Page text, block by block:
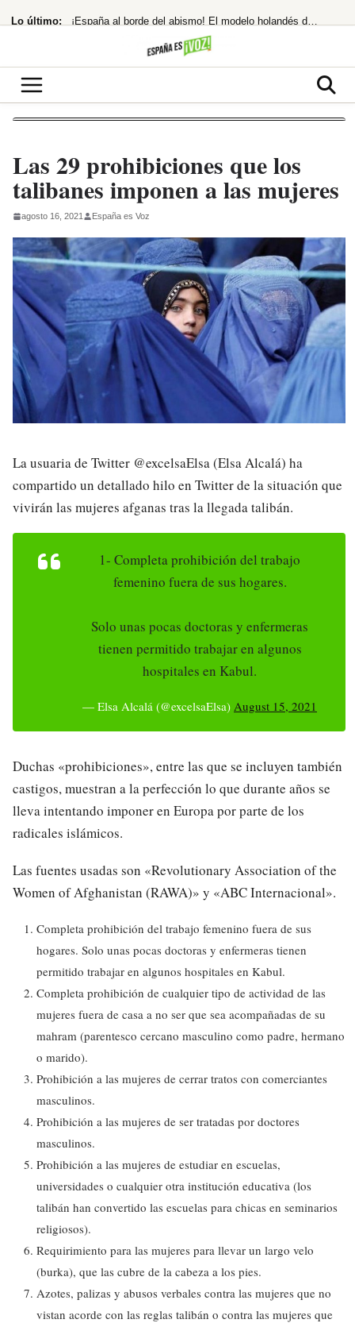
al Lo último: ¡España al borde del abismo! El modelo holandés de pensiones, ¿la única salida?
168 muertos en Hong Kong por un descuido mortal
Las 29 prohibiciones que los
talibanes imponen a las mujeres
agosto 16, 2021 España es Voz
La usuaria de Twitter @excelsaElsa (Elsa Alcalá) ha
compartido un detallado hilo en Twitter de la situación que
vivirán las mujeres afganas tras la llegada talibán.
1- Completa prohibición del trabajo
femenino fuera de sus hogares.
Solo unas pocas doctoras y enfermeras
tienen permitido trabajar en algunos
hospitales en Kabul.
— Elsa Alcalá (@excelsaElsa) August 15, 2021
Duchas «prohibiciones», entre las que se incluyen también
castigos, muestran a la perfección lo que durante años se
lleva intentando imponer en Europa por parte de los
radicales islámicos.
Las fuentes usadas son «Revolutionary Association of the
Women of Afghanistan (RAWA)» y «ABC Internacional».
Completa prohibición del trabajo femenino fuera de sus
hogares. Solo unas pocas doctoras y enfermeras tienen
permitido trabajar en algunos hospitales en Kabul.
Completa prohibición de cualquier tipo de actividad de las
mujeres fuera de casa a no ser que sea acompañadas de su
mahram (parentesco cercano masculino como padre, hermano
o marido).
Prohibición a las mujeres de cerrar tratos con comerciantes
masculinos.
Prohibición a las mujeres de ser tratadas por doctores
masculinos.
Prohibición a las mujeres de estudiar en escuelas,
universidades o cualquier otra institución educativa (los
talibán han convertido las escuelas para chicas en seminarios
religiosos).
Requirimiento para las mujeres para llevar un largo velo
(burka), que las cubre de la cabeza a los pies.
Azotes, palizas y abusos verbales contra las mujeres que no
vistan acorde con las reglas talibán o contra las mujeres que